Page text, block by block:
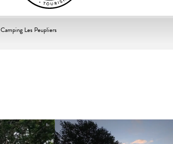
Camping Les Peupliers